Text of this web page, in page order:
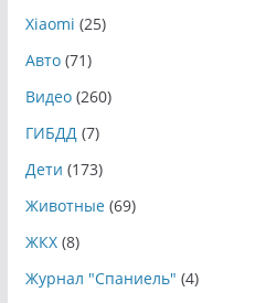
Xiaomi (25)
Авто(71)
Видео(260)
ГИБДД(7)
Дети (173)
Животные(69)
ЖКХ(8)
Журнал "Спаниель" (4)